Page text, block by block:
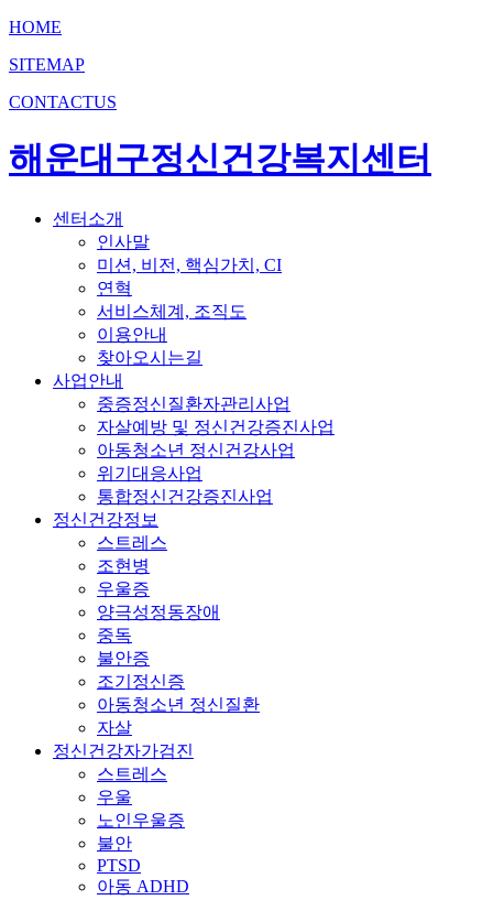
HOME
SITEMAP
CONTACTUS
해운대구정신건강복지센터
센터소개
인사말
미션, 비전, 핵심가치, CI
연혁
서비스체계, 조직도
이용안내
찾아오시는길
사업안내
중증정신질환자관리사업
자살예방 및 정신건강증진사업
아동청소년 정신건강사업
위기대응사업
통합정신건강증진사업
정신건강정보
스트레스
조현병
우울증
양극성정동장애
중독
불안증
조기정신증
아동청소년 정신질환
자살
정신건강자가검진
스트레스
우울
노인우울증
불안
PTSD
아동 ADHD